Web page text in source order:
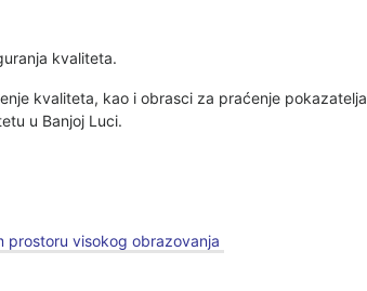
kvaliteta.
kvaliteta, kao i obrasci za praćenje pokazatelja
u Banjoj Luci.
prostoru visokog obrazovanja